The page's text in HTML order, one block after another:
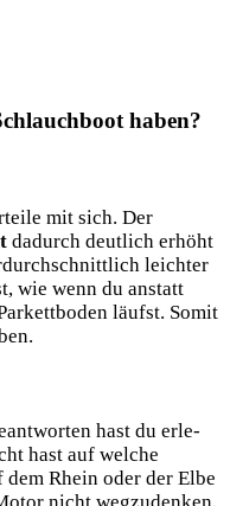
haben?
mit sich. Der
dadurch deut­lich erhöht
leich­ter
wie wenn du anstatt
läufst. Somit
hast du erle­
hast auf wel­che
dem Rhein oder der Elbe